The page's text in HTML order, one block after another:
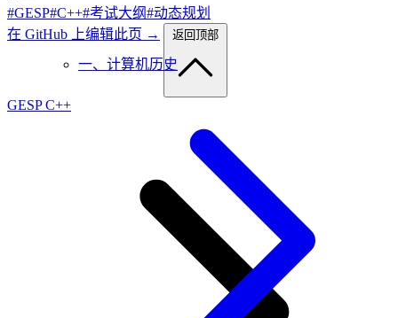
一、计算机历史
#GESP#C++#考试大纲#动态规划
在 GitHub 上编辑此页 →
返回顶部
GESP C++